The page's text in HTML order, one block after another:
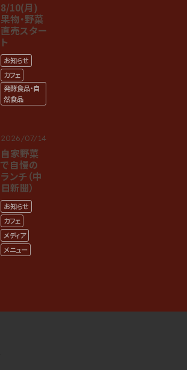
8/10(月)
果物・野菜
直売スター
ト
お知らせ
カフェ
発酵食品・自
然食品
2026/07/14
自家野菜
で自慢の
ランチ（中
日新聞）
お知らせ
カフェ
メディア
メニュー